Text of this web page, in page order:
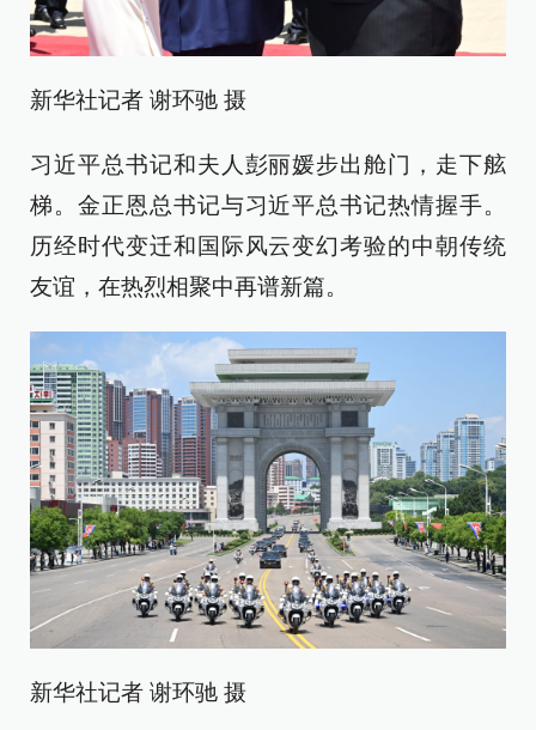
新华社记者 谢环驰 摄
习近平总书记和夫人彭丽媛步出舱门，走下舷
梯。金正恩总书记与习近平总书记热情握手。
历经时代变迁和国际风云变幻考验的中朝传统
友谊，在热烈相聚中再谱新篇。
新华社记者 谢环驰 摄